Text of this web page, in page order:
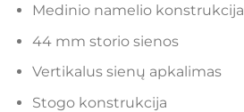
Medinio namelio konstrukcija
44 mm storio sienos
Vertikalus sienų apkalimas
Stogo konstrukcija